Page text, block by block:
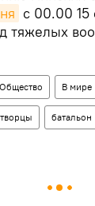
с 00.00
тяжелых
Общество В мире
батальон